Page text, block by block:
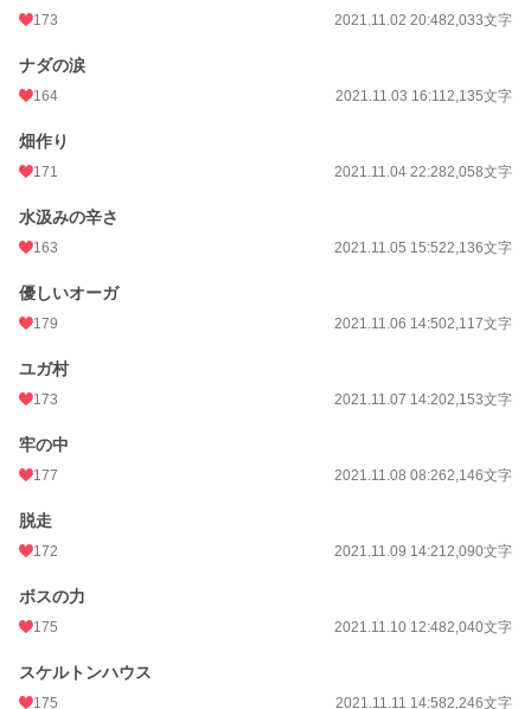
173 2021.11.02 20:482,033文字
ナダの涙
164 2021.11.03 16:112,135文字
畑作り
171 2021.11.04 22:282,058文字
水汲みの辛さ
163 2021.11.05 15:522,136文字
優しいオーガ
179 2021.11.06 14:502,117文字
ユガ村
173 2021.11.07 14:202,153文字
牢の中
177 2021.11.08 08:262,146文字
脱走
172 2021.11.09 14:212,090文字
ボスの力
175 2021.11.10 12:482,040文字
スケルトンハウス
175 2021.11.11 14:582,246文字